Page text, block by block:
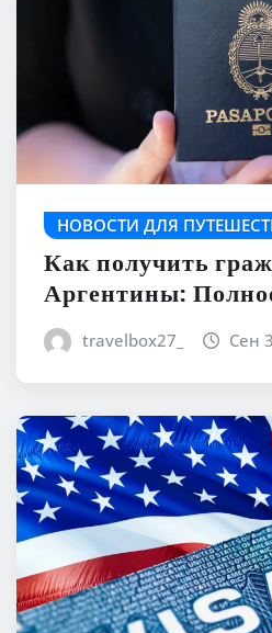
НОВОСТИ ДЛЯ
Как получить
Аргентины:
travelbox27_ Сен